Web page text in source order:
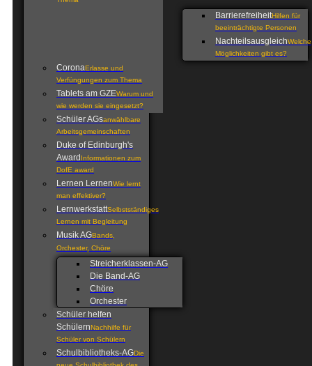
BarrierefreiheitHilfen für
beeinträchtigte Personen
NachteilsausgleichWelche
Möglichkeiten gibt es?
CoronaErlasse und
Verfüngungen zum Thema
Tablets am GZEWarum und
wie werden sie eingesetzt?
Schüler AGsanwählbare
Arbeitsgemeinschaften
Duke of Edinburgh's
Award Informationen zum
DofE award
Lernen LernenWie lernt
man effektiver?
LernwerkstattSelbstständiges
Lernen mit Begleitung
Musik AGBands,
Orchester, Chöre
Streicherklassen-AG
Die Band-AG
Chöre
Orchester
Schüler helfen
SchülernNachhilfe für
Schüler von Schülern
Schulbibliotheks-AGDie